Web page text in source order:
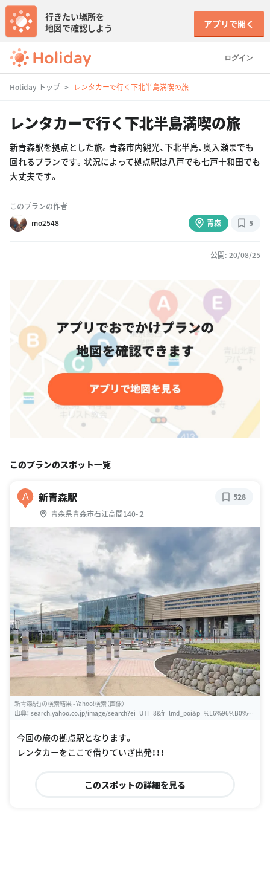
ログイン
行きたい場所を
地図で確認しよう
アプリで開く
Holiday トップ レンタカーで行く下北半島満喫の旅
レンタカーで行く下北半島満喫の旅
新青森駅を拠点とした旅。青森市内観光、下北半島、奥入瀬までも
回れるプランです。状況によって拠点駅は八戸でも七戸十和田でも
大丈夫です。
このプランの作者
mo2548
青森 5
公開: 20/08/25
このプランのスポット一覧
A 新青森駅
青森県青森市石江高間140-２
528
新青森駅」の検索結果 - Yahoo!検索（画像）
出典： search.yahoo.co.jp/image/search?ei=UTF-8&fr=lmd_poi&p=%E6%96%B0%E
今回の旅の拠点駅となります。
レンタカーをここで借りていざ出発！！！
このスポットの詳細を見る